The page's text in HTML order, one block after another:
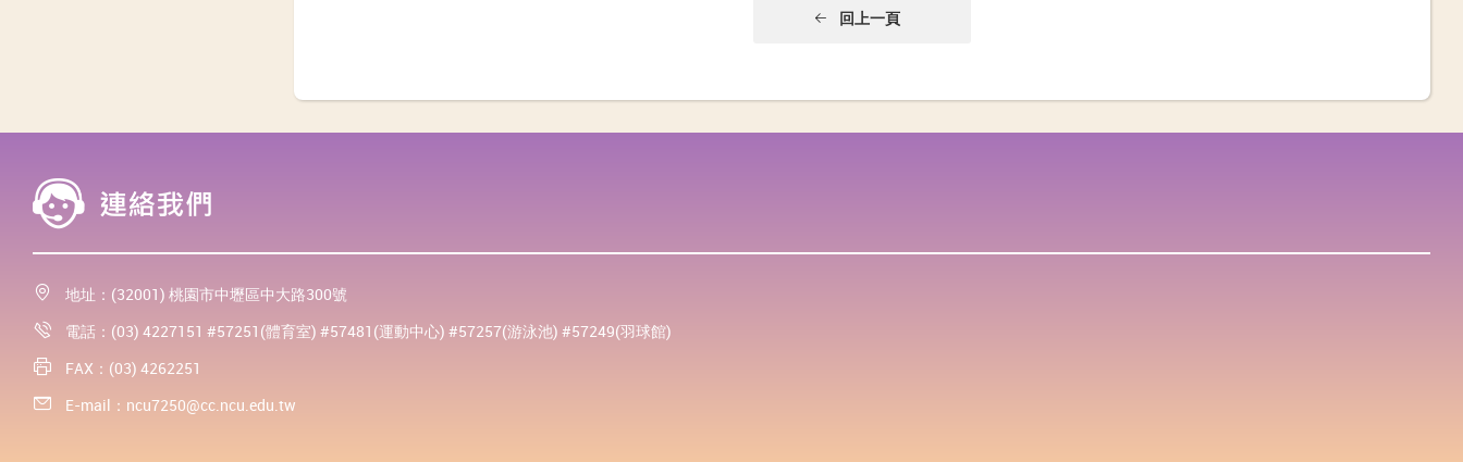
回上一頁
地址：(32001) 桃園市中壢區中大路300號
電話：(03) 4227151 #57251(體育室) #57481(運動中心) #57257(游泳池) #57249(羽球館)
FAX：(03) 4262251
E-mail： ncu7250@cc.ncu.edu.tw